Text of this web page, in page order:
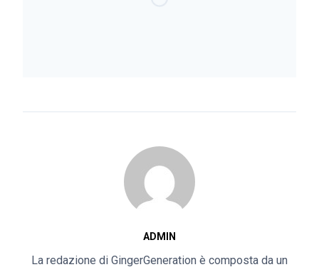
ADMIN
La redazione di GingerGeneration è composta da un